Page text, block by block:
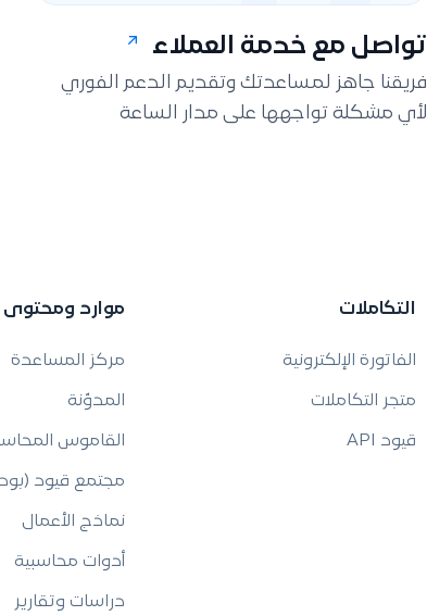
تواصل مع خدمة العملاء
فريقنا جاهز لمساعدتك وتقديم الدعم الفوري
لأي مشكلة تواجهها على مدار الساعة
التكاملات
الفاتورة الإلكترونية
متجر التكاملات
قيود API
موارد ومحتوى
مركز المساعدة
المدوّنة
القاموس
مجتمع قيود
نماذج الأعمال
أدوات محاسبية
دراسات وتقارير